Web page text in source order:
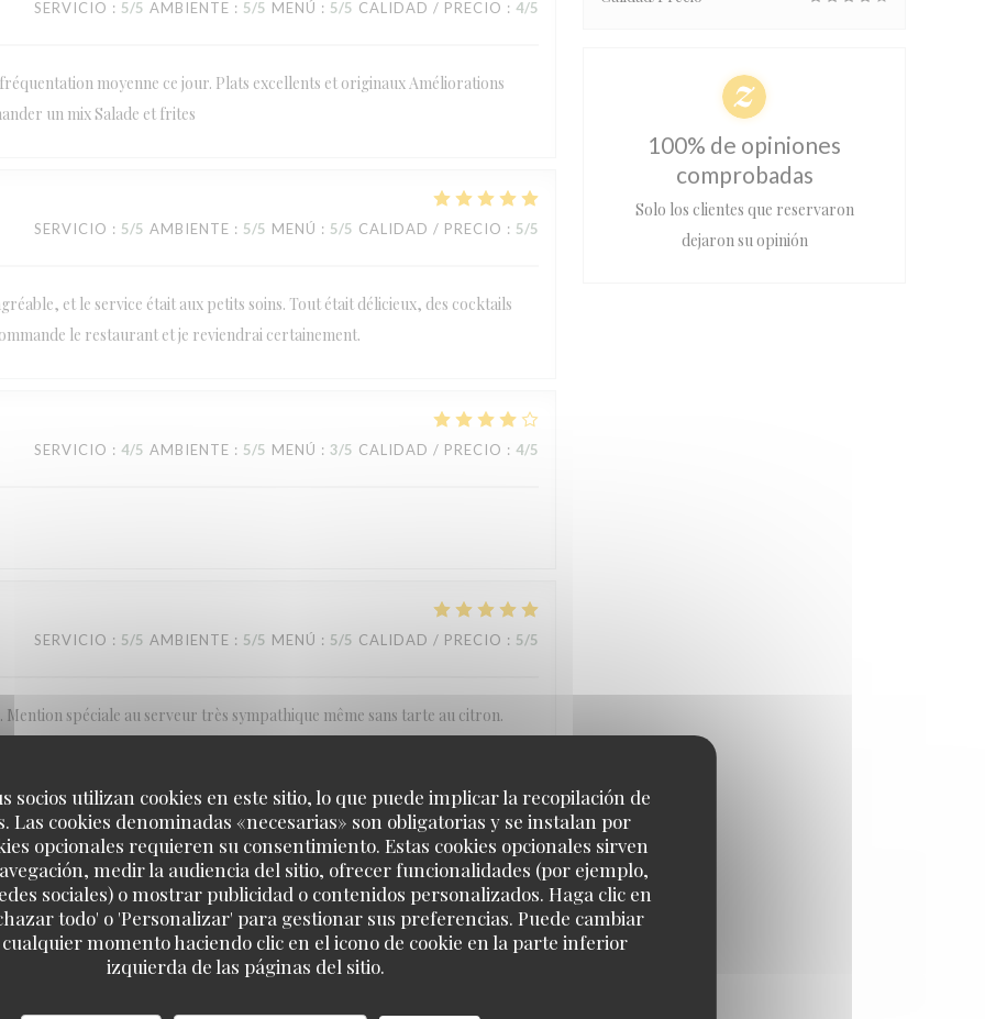
socios utilizan cookies en este sitio, lo que puede implicar la recopilación de
Las cookies denominadas «necesarias» son obligatorias y se instalan por
opcionales requieren su consentimiento. Estas cookies opcionales sirven
medir la audiencia del sitio, ofrecer funcionalidades (por ejemplo,
sociales) o mostrar publicidad o contenidos personalizados. Haga clic en
todo' o 'Personalizar' para gestionar sus preferencias. Puede cambiar
cualquier momento haciendo clic en el icono de cookie en la parte inferior
izquierda de las páginas del sitio.
SERVICIO : 5/5 AMBIENTE : 5/5 MENÚ : 5/5 CALIDAD / PRECIO : 4/5
moyenne ce jour. Plats excellents et originaux Améliorations
un mix Salade et frites
SERVICIO : 5/5 AMBIENTE : 5/5 MENÚ : 5/5 CALIDAD / PRECIO : 5/5
et le service était aux petits soins. Tout était délicieux, des cocktails
le restaurant et je reviendrai certainement.
SERVICIO : 4/5 AMBIENTE : 5/5 MENÚ : 3/5 CALIDAD / PRECIO : 4/5
SERVICIO : 5/5 AMBIENTE : 5/5 MENÚ : 5/5 CALIDAD / PRECIO : 5/5
spéciale au serveur très sympathique même sans tarte au citron.
SERVICIO 5/5 AMBIENTE : /5 MENÚ /5 CALIDAD / PRECIO : 4
grited
100% de opiniones
comprobadas
Solo los clientes que reservaron
dejaron su opinión
RESTAURANT MAISON FOURNAISE